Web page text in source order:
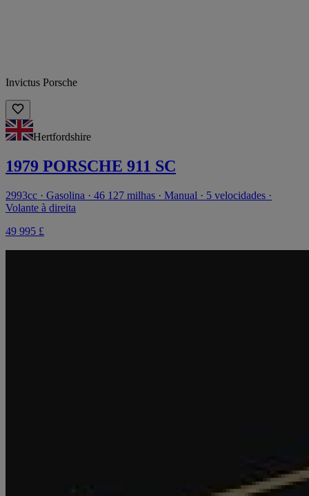
Invictus Porsche
Hertfordshire
1979 PORSCHE 911 SC
2993cc · Gasolina · 46 127 milhas · Manual · 5 velocidades ·
Volante à direita
49 995 £